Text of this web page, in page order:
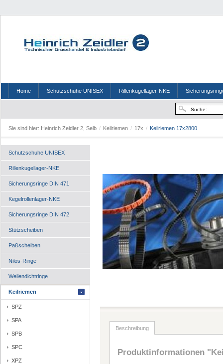
Home Schutzschuhe UNISEX Rillenkugellager-NKE
Sie sind hier: Heinrich Zeidler 2, Selb / Keilriemen / 17x / Keilriemen 17x2800
Schutzschuhe UNISEX
Rillenkugellager-NKE
Sicherungsringe DIN 471
Kegelrollenlager-NKE
Sicherungsringe DIN 472
Stützscheiben
Paßscheiben
Nilos-Ringe
Wellendichtringe
Keilriemen
SPZ
SPA
SPB
SPC
XPZ
Beschreibung
Produktinformationen